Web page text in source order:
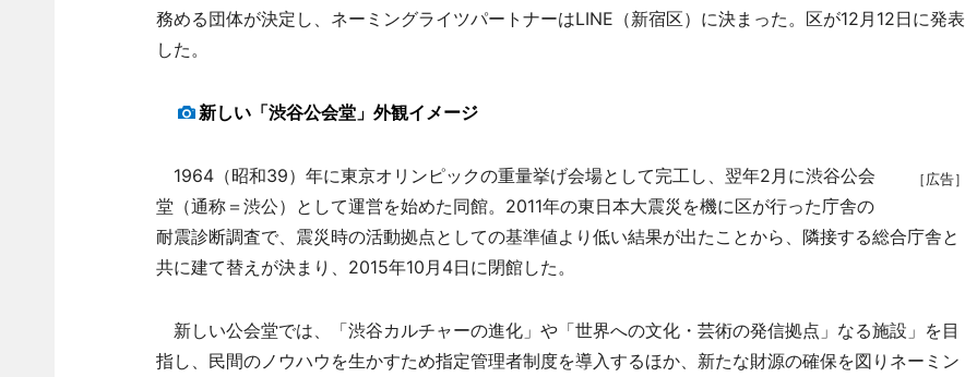
務める団体が決定し、ネーミングライツパートナーはLINE（新宿区）に決まった。区が12月12日に発表
した。
新しい「渋谷公会堂」外観イメージ
［広告］
1964（昭和39）年に東京オリンピックの重量挙げ会場として完工し、翌年2月に渋谷公会
堂（通称＝渋公）として運営を始めた同館。2011年の東日本大震災を機に区が行った庁舎の
耐震診断調査で、震災時の活動拠点としての基準値より低い結果が出たことから、隣接する総合庁舎と
共に建て替えが決まり、2015年10月4日に閉館した。
新しい公会堂では、「渋谷カルチャーの進化」や「世界への文化・芸術の発信拠点」なる施設」を目
指し、民間のノウハウを生かすため指定管理者制度を導入するほか、新たな財源の確保を図りネーミン